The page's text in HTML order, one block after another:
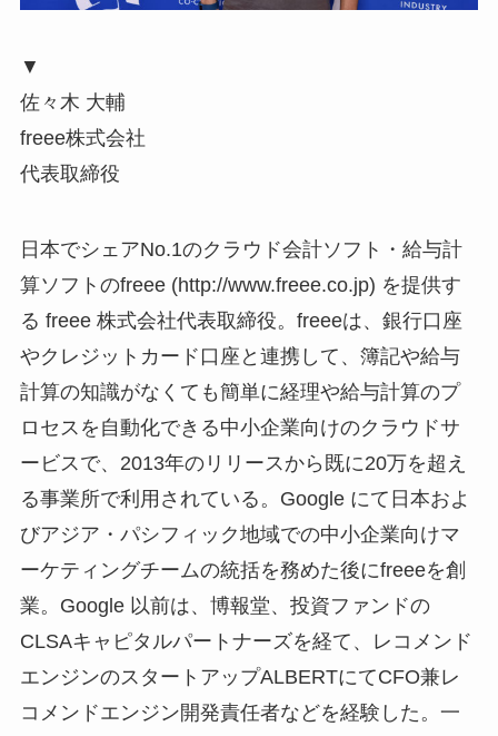
▼
佐々木 大輔
freee株式会社
代表取締役
日本でシェアNo.1のクラウド会計ソフト・給与計
算ソフトのfreee (http://www.freee.co.jp) を提供す
る freee 株式会社代表取締役。freeeは、銀行口座
やクレジットカード口座と連携して、簿記や給与
計算の知識がなくても簡単に経理や給与計算のプ
ロセスを自動化できる中小企業向けのクラウドサ
ービスで、2013年のリリースから既に20万を超え
る事業所で利用されている。Google にて日本およ
びアジア・パシフィック地域での中小企業向けマ
ーケティングチームの統括を務めた後にfreeeを創
業。Google 以前は、博報堂、投資ファンドの
CLSAキャピタルパートナーズを経て、レコメンド
エンジンのスタートアップALBERTにてCFO兼レ
コメンドエンジン開発責任者などを経験した。一